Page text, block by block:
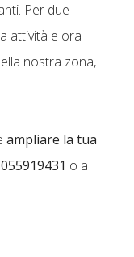
Per due
attività e ora
nostra zona,
ampliare la tua
055919431 o a